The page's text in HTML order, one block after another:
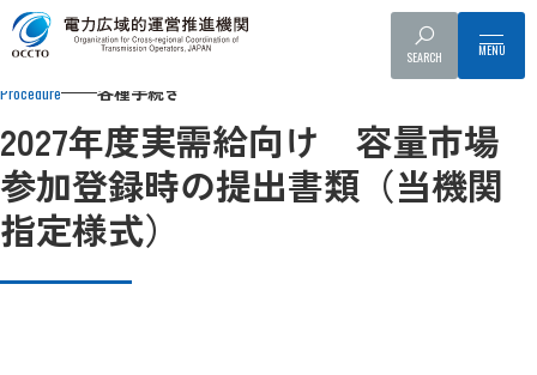
SEARCH
Top 容量市場システ
Procedure 各種手続き
2027年度実需給向け 容量市場
参加登録時の提出書類（当機関
指定様式）